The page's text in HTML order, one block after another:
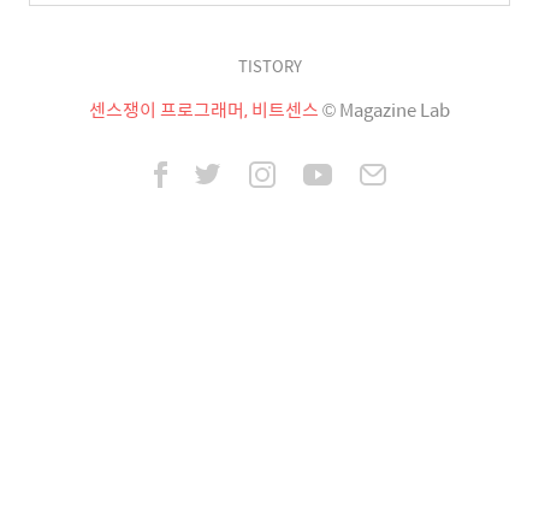
TISTORY
센스쟁이 프로그래머, 비트센스© Magazine Lab